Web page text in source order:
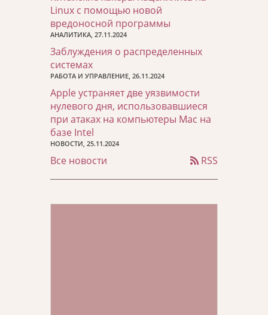
Linux с помощью новой
вредоносной программы
АНАЛИТИКА, 27.11.2024
Заблуждения о распределенных
системах
РАБОТА И УПРАВЛЕНИЕ, 26.11.2024
Apple устраняет две уязвимости
нулевого дня, использовавшиеся
при атаках на компьютеры Mac на
базе Intel
НОВОСТИ, 25.11.2024
Все новости RSS